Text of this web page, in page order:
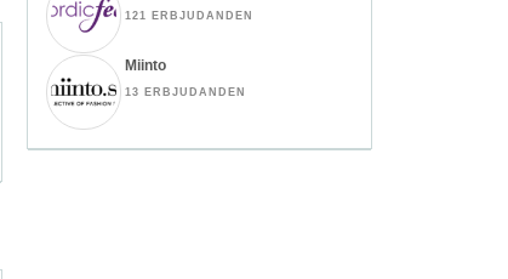
121 ERBJUDANDEN
Miinto
13 ERBJUDANDEN